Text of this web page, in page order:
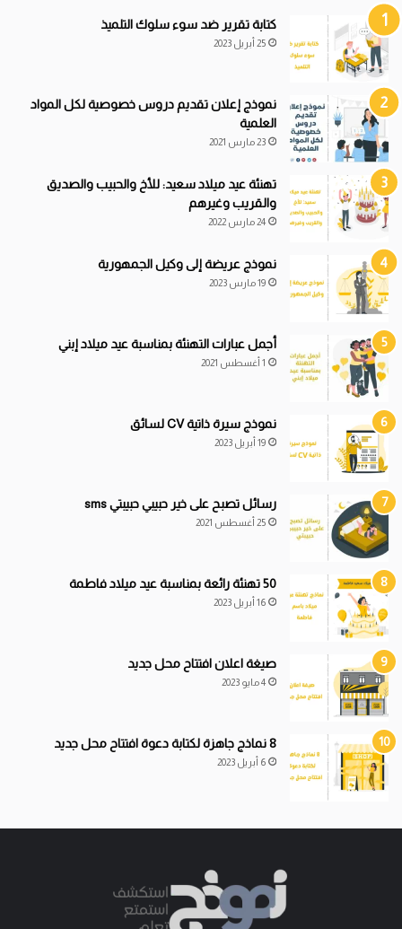
كتابة تقرير ضد سوء سلوك التلميذ
25 أبريل 2023
نموذج إعلان تقديم دروس خصوصية لكل المواد
العلمية
23 مارس 2021
تهنئة عيد ميلاد سعيد: للأخ والحبيب والصديق
والقريب وغيرهم
24 مارس 2022
نموذج عريضة إلى وكيل الجمهورية
19 مارس 2023
أجمل عبارات التهنئة بمناسبة عيد ميلاد إبني
1 أغسطس 2021
نموذج سيرة ذاتية CV لسائق
19 أبريل 2023
رسائل تصبح على خير حبيبي حبيبتي sms
25 أغسطس 2021
50 تهنئة رائعة بمناسبة عيد ميلاد فاطمة
16 أبريل 2023
صيغة اعلان افتتاح محل جديد
4 مايو 2023
8 نماذج جاهزة لكتابة دعوة افتتاح محل جديد
6 أبريل 2023